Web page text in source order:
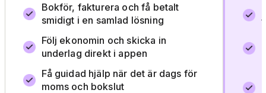
Bokför, fakturera och få betalt
smidigt i en samlad lösning
Följ ekonomin och skicka in
underlag direkt i appen
Få guidad hjälp när det är dags för
moms och bokslut